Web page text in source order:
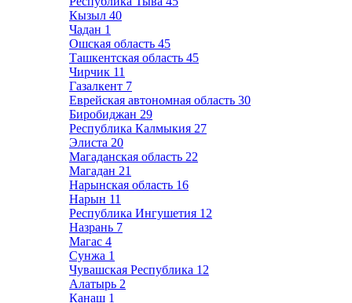
Кызыл 40
Чадан 1
Ошская область 45
Ташкентская область 45
Чирчик 11
Газалкент 7
Еврейская автономная область 30
Биробиджан 29
Республика Калмыкия 27
Элиста 20
Магаданская область 22
Магадан 21
Нарынская область 16
Нарын 11
Республика Ингушетия 12
Назрань 7
Магас 4
Сунжа 1
Чувашская Республика 12
Алатырь 2
Канаш 1